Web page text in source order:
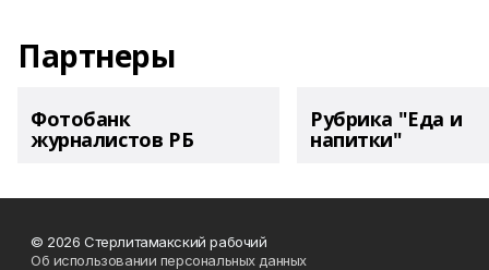
Партнеры
Фотобанк
журналистов РБ
Рубрика "Еда и
напитки"
© 2026 Стерлитамакский рабочий
Об использовании персональных данных